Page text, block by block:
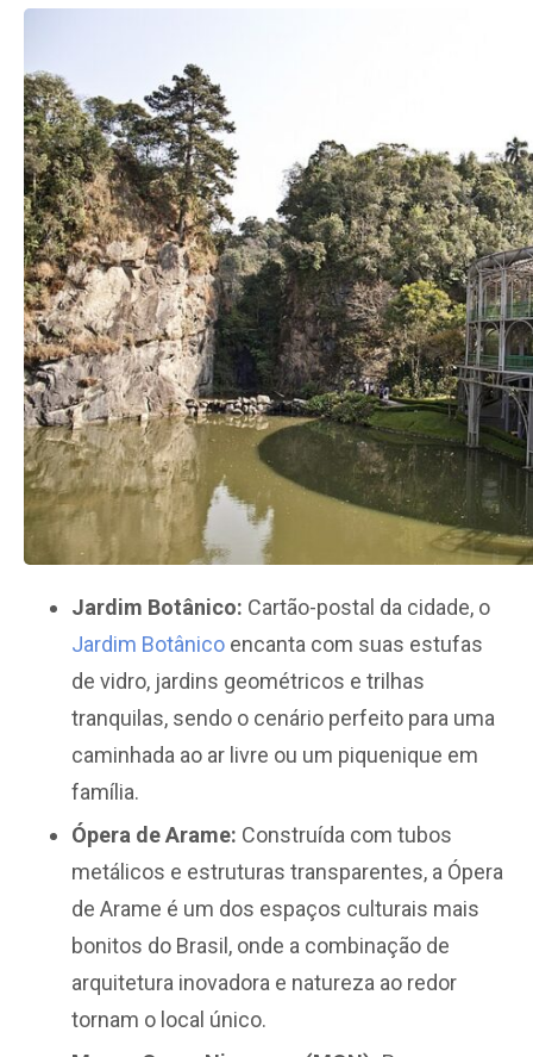
Jardim Botânico: Cartão-postal da cidade, o
Jardim Botânico encanta com suas estufas
de vidro, jardins geométricos e trilhas
tranquilas, sendo o cenário perfeito para uma
caminhada ao ar livre ou um piquenique em
família.
Ópera de Arame: Construída com tubos
metálicos e estruturas transparentes, a Ópera
de Arame é um dos espaços culturais mais
bonitos do Brasil, onde a combinação de
arquitetura inovadora e natureza ao redor
tornam o local único.